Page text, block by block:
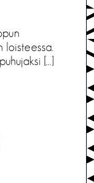
loisteessa.
[…]